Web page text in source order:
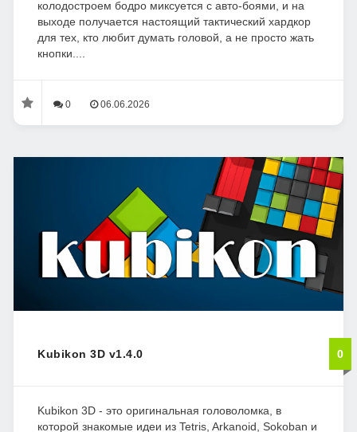
колодостроем бодро миксуется с авто-боями, и на
выходе получается настоящий тактический хардкор
для тех, кто любит думать головой, а не просто жать
кнопки....
0 06.06.2026
Kubikon 3D v1.4.0 0
Kubikon 3D - это оригинальная головоломка, в
которой знакомые идеи из Tetris, Arkanoid, Sokoban и